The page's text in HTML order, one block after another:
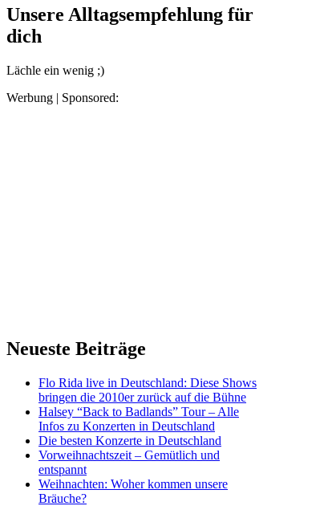
Unsere Alltagsempfehlung für
dich
Lächle ein wenig ;)
Werbung | Sponsored:
Neueste Beiträge
Flo Rida live in Deutschland: Diese Shows
bringen die 2010er zurück auf die Bühne
Halsey “Back to Badlands” Tour – Alle
Infos zu Konzerten in Deutschland
Die besten Konzerte in Deutschland
Vorweihnachtszeit – Gemütlich und
entspannt
Weihnachten: Woher kommen unsere
Bräuche?